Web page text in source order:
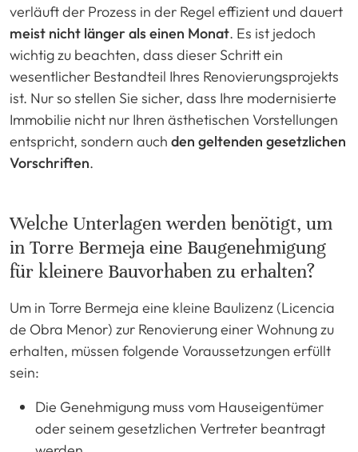
verläuft der Prozess in der Regel effizient und dauert
meist nicht länger als einen Monat. Es ist jedoch
wichtig zu beachten, dass dieser Schritt ein
wesentlicher Bestandteil Ihres Renovierungsprojekts
ist. Nur so stellen Sie sicher, dass Ihre modernisierte
Immobilie nicht nur Ihren ästhetischen Vorstellungen
entspricht, sondern auch den geltenden gesetzlichen
Vorschriften.
Welche Unterlagen werden benötigt, um
in Torre Bermeja eine Baugenehmigung
für kleinere Bauvorhaben zu erhalten?
Um in Torre Bermeja eine kleine Baulizenz (Licencia
de Obra Menor) zur Renovierung einer Wohnung zu
erhalten, müssen folgende Voraussetzungen erfüllt
sein:
Die Genehmigung muss vom Hauseigentümer
oder seinem gesetzlichen Vertreter beantragt